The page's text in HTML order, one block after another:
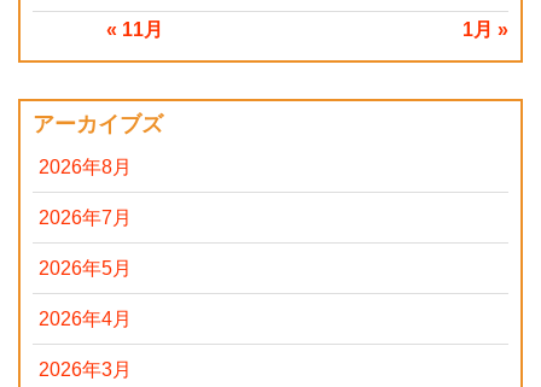
« 11月 1月 »
アーカイブズ
2026年8月
2026年7月
2026年5月
2026年4月
2026年3月